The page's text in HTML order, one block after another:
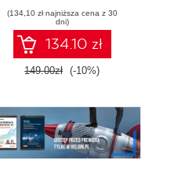
applying best
practices
(134,10 zł najniższa cena z 30
dni)
134.10 zł
149.00zł (-10%)